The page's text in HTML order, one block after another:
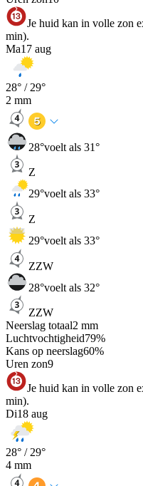
Je huid kan in volle zon
min).
Ma17 aug
28° / 29°
2 mm
28°voelt als 31°
Z
29°voelt als 33°
Z
29°voelt als 33°
ZZW
28°voelt als 32°
ZZW
Neerslag totaal2 mm
Luchtvochtigheid79%
Kans op neerslag60%
Uren zon9
Je huid kan in volle zon
min).
Di18 aug
28° / 29°
4 mm